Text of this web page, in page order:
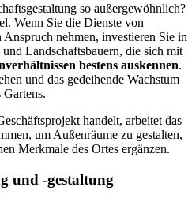
so außergewöhnlich?
Wenn Sie die Dienste von
nehmen, investieren Sie in
Landschaftsbauern, die sich mit
bestens auskennen.
und das gedeihende Wachstum
Gartens.
handelt, arbeitet das
um Außenräume zu gestalten,
Merkmale des Ortes ergänzen.
und -gestaltung